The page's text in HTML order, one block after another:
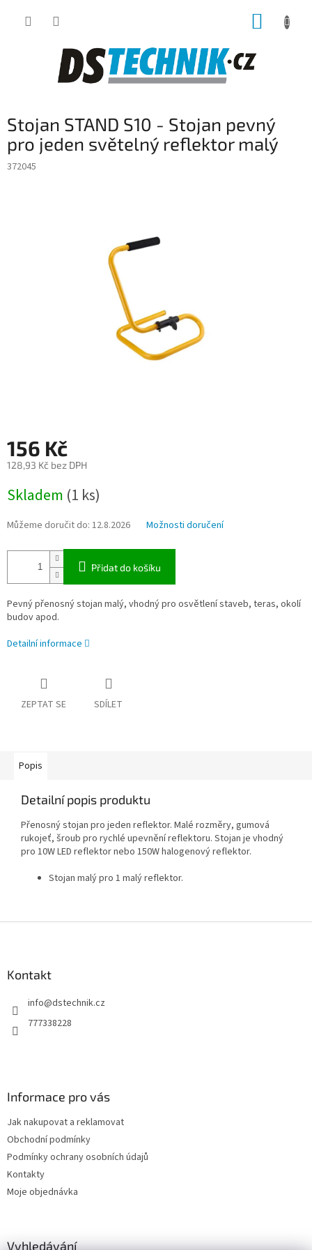
Stojan STAND S10 - Stojan pevný
pro jeden světelný reflektor malý
372045
156 Kč
128,93 Kč bez DPH
cena:
Skladem (1 ks)
Můžeme doručit do: 12.8.2026 Možnosti doručení
Přidat do košíku
Pevný přenosný stojan malý, vhodný pro osvětlení staveb, teras, okolí
budov apod.
Detailní informace
ZEPTAT SE SDÍLET
Popis
Detailní popis produktu
Přenosný stojan pro jeden reflektor. Malé rozměry, gumová
rukojeť, šroub pro rychlé upevnění reflektoru. Stojan je vhodný
pro 10W LED reflektor nebo 150W halogenový reflektor.
Stojan malý pro 1 malý reflektor.
Kontakt
info@dstechnik.cz
777338228
Informace pro vás
Jak nakupovat a reklamovat
Obchodní podmínky
Podmínky ochrany osobních údajů
Kontakty
Moje objednávka
Vyhledávání